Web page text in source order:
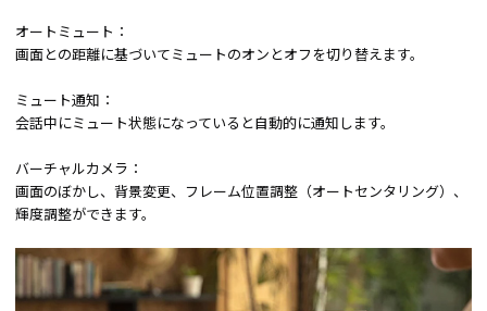
オートミュート：
画面との距離に基づいてミュートのオンとオフを切り替えます。
ミュート通知：
会話中にミュート状態になっていると自動的に通知します。
バーチャルカメラ：
画面のぼかし、背景変更、フレーム位置調整（オートセンタリング）、
輝度調整ができます。